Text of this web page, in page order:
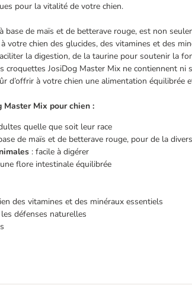
pour la vitalité de votre chien.
base de maïs et de betterave rouge, est non
votre chien des glucides, des vitamines et des
la digestion, de la taurine pour soutenir la
croquettes JosiDog Master Mix ne contiennent ni
d’offrir à votre chien une alimentation équilibrée
Master Mix pour chien :
quelle que soit leur race
de maïs et de betterave rouge, pour de la
: facile à digérer
flore intestinale équilibrée
des vitamines et des minéraux essentiels
défenses naturelles